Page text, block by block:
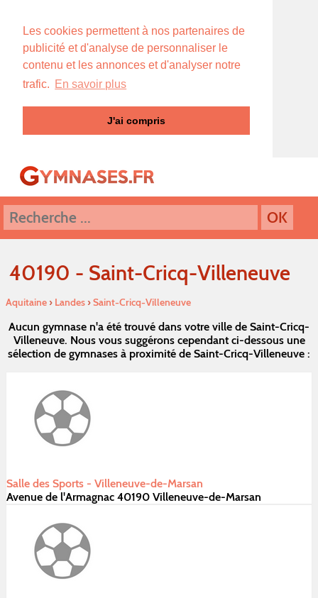
Les cookies permettent à nos partenaires de
publicité et d'analyse de personnaliser le
contenu et les annonces et d'analyser notre
trafic. En savoir plus
J'ai compris
40190 - Saint-Cricq-Villeneuve
Aquitaine› Landes›Saint-Cricq-Villeneuve
Aucun gymnase n'a été trouvé dans votre ville de Saint-Cricq-
Villeneuve. Nous vous suggérons cependant ci-dessous une
sélection de gymnases à proximité de Saint-Cricq-Villeneuve :
Salle des Sports - Villeneuve-de-Marsan
Avenue de l'Armagnac 40190 Villeneuve-de-Marsan